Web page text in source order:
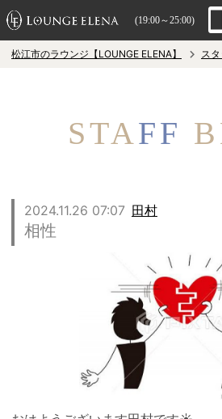
(19:00～25:00)
松江市のラウンジ【LOUNGE ELENA】 ス
STAFF
2024.11.26 07:07 田村
相性